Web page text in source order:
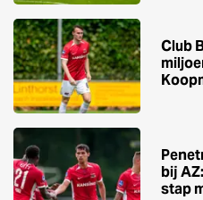
Club
bij
stap